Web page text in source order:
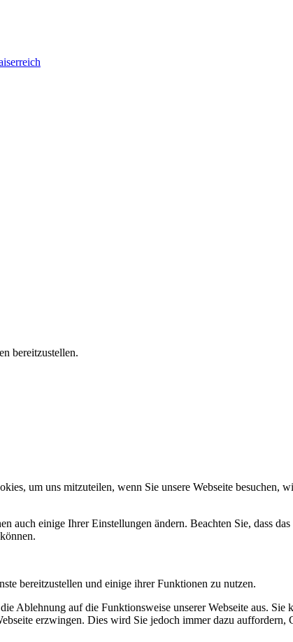
bereitzustellen.
um uns mitzuteilen, wenn Sie unsere Webseite besuchen,
auch einige Ihrer Einstellungen ändern. Beachten Sie, dass
bereitzustellen und einige ihrer Funktionen zu nutzen.
Ablehnung auf die Funktionsweise unserer Webseite aus. Sie
erzwingen. Dies wird Sie jedoch immer dazu auffordern,